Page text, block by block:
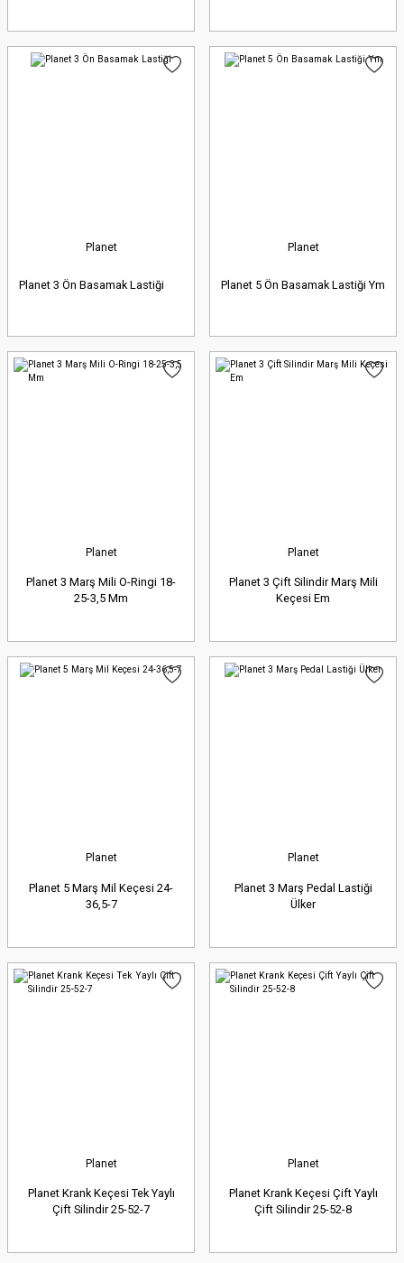
Planet
Planet 3 Ön Basamak Lastiği
Planet
Planet 5 Ön Basamak Lastiği Ym
Planet
Planet 3 Marş Mili O-Ringi 18-
25-3,5 Mm
Planet
Planet 3 Çift Silindir Marş Mili
Keçesi Em
Planet
Planet 5 Marş Mil Keçesi 24-
36,5-7
Planet
Planet 3 Marş Pedal Lastiği
Ülker
Planet
Planet Krank Keçesi Tek Yaylı
Çift Silindir 25-52-7
Planet
Planet Krank Keçesi Çift Yaylı
Çift Silindir 25-52-8